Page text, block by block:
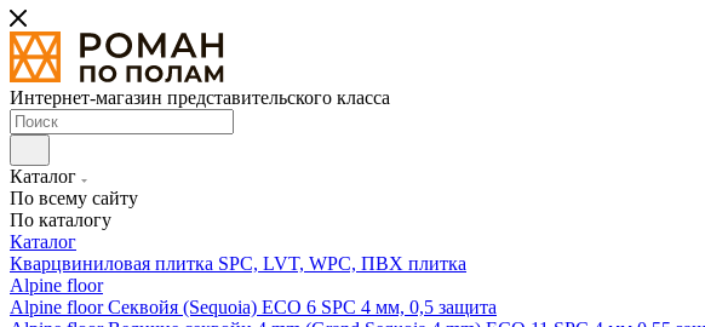
Интернет-магазин представительского класса
Каталог
По всему сайту
По каталогу
Каталог
Кварцвиниловая плитка SPC, LVT, WPC, ПВХ плитка
Alpine floor
Alpine floor Секвойя (Sequoia) ECO 6 SPC 4 мм, 0,5 защита